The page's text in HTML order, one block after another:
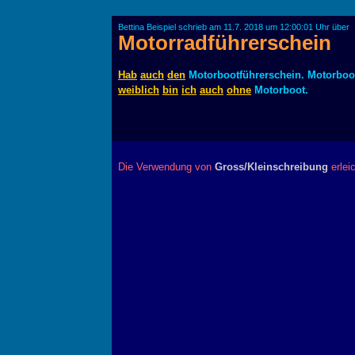
Bettina Beispiel schrieb am 11.7. 2018 um 12:00:01 Uhr über
Motorradführerschein
Hab auch den Motorbootführerschein.
weiblich bin ich auch ohne Motorboot.
Die Verwendung von Gross/Kleinschreibung